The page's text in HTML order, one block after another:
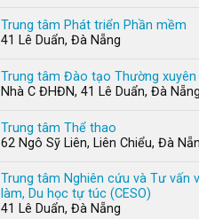
Trung tâm Phát triển Phần mềm
41 Lê Duẩn, Đà Nẵng
Trung tâm Đào tạo Thường xuyên
Nhà C ĐHĐN, 41 Lê Duẩn, Đà Nẵng
Trung tâm Thể thao
62 Ngô Sỹ Liên, Liên Chiểu, Đà
Trung tâm Nghiên cứu và Tư vấn
làm, Du học tự túc (CESO)
41 Lê Duẩn, Đà Nẵng